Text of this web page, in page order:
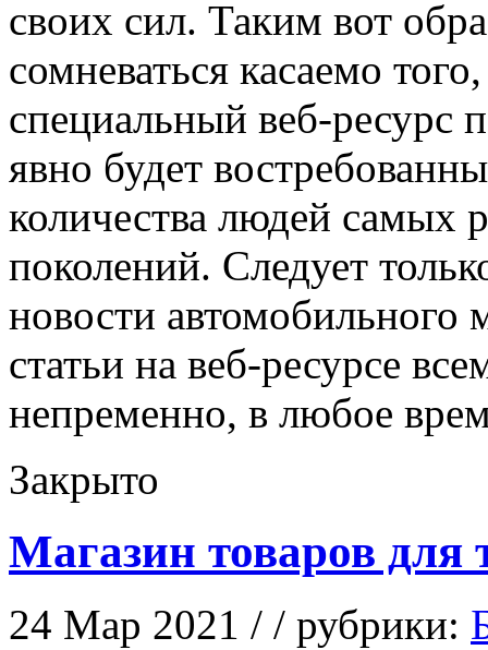
своих сил. Таким вот
сомневаться касаемо
специальный веб-ресурс
явно будет
количества людей самых
поколений. Следует
новости автомобильного
статьи на веб-ресурсе
непременно, в любое
Закрыто
Магазин товаров для
24 Мар 2021 / / рубрики: